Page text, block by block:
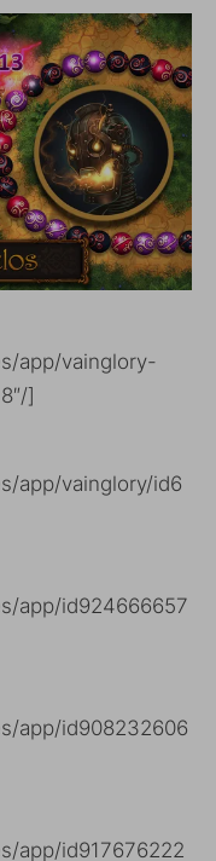
app/vainglory-
]
app/vainglory/id6
app/id924666657
app/id908232606
app/id917676222